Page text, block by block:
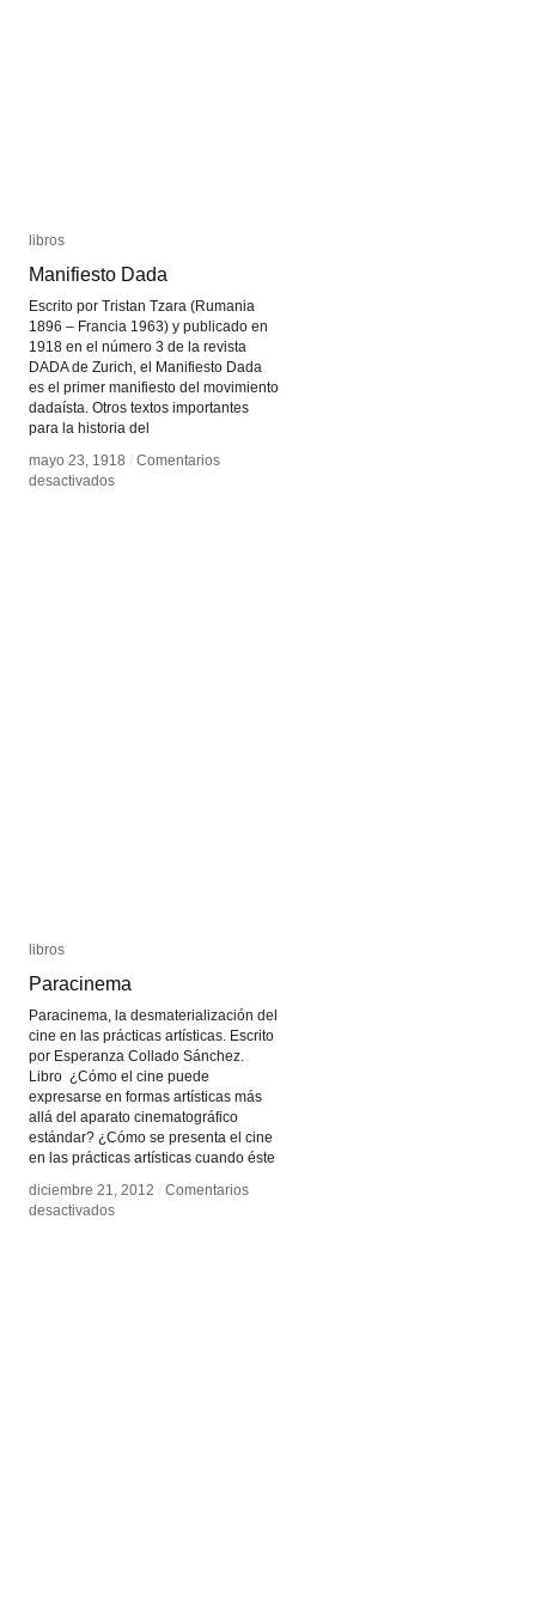
libros
Manifiesto Dada
Escrito por Tristan Tzara (Rumania
1896 – Francia 1963) y publicado en
1918 en el número 3 de la revista
DADA de Zurich, el Manifiesto Dada
es el primer manifiesto del movimiento
dadaísta. Otros textos importantes
para la historia del
mayo 23, 1918 / Comentarios
desactivadosen
libros
Manifiesto Dada
mayo 23, 1918 / Comentarios
desactivadosen
libros
Paracinema
Paracinema, la desmaterialización del
cine en las prácticas artísticas. Escrito
por Esperanza Collado Sánchez.
Libro ¿Cómo el cine puede
expresarse en formas artísticas más
allá del aparato cinematográfico
estándar? ¿Cómo se presenta el cine
en las prácticas artísticas cuando éste
diciembre 21, 2012 / Comentarios
desactivadosen
libros
Paracinema
diciembre 21, 2012 / Comentarios
desactivadosen